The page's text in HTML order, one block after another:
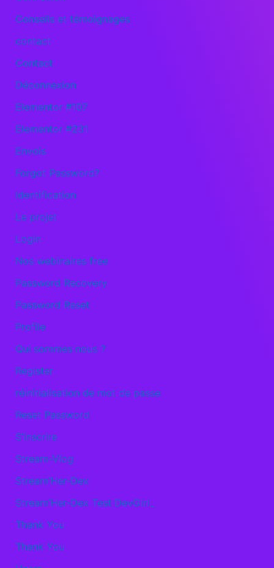
Conseils et témoignages
contact
Contact
Déconnexion
Elementor #107
Elementor #231
Envois
Forgot Password?
Identification
Le projet
Login
Nos webinaires free
Password Recovery
Password Reset
Profile
Qui sommes nous ?
Register
réinitialisation de mot de passe
Reset Password
S’inscrire
Stream-Vlog
Stream’Her-Dex
Stream’Her-Dex Test DevGirl_
Thank You
Thank You